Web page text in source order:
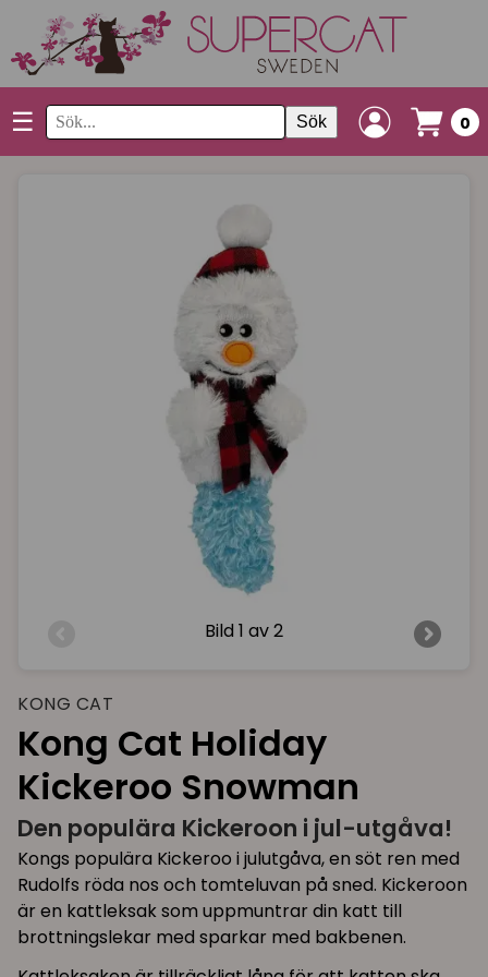
☰ Sök 0
Bild 1 av 2
KONG CAT
Kong Cat Holiday
Kickeroo Snowman
Den populära Kickeroon i jul-utgåva!
Kongs populära Kickeroo i julutgåva, en söt ren med
Rudolfs röda nos och tomteluvan på sned. Kickeroon
är en kattleksak som uppmuntrar din katt till
brottningslekar med sparkar med bakbenen.